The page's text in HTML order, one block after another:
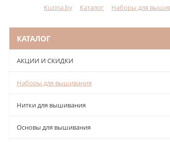
Kuzina.by Каталог Наборы для
КАТАЛОГ
АКЦИИ И СКИДКИ
Наборы для вышивания
Нитки для вышивания
Основы для вышивания